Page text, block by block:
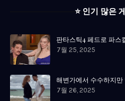
⭐️ 인기 많은
판타스틱4 페드로 파스
7월 25, 2025
해변가에서 수수하지
7월 26, 2025